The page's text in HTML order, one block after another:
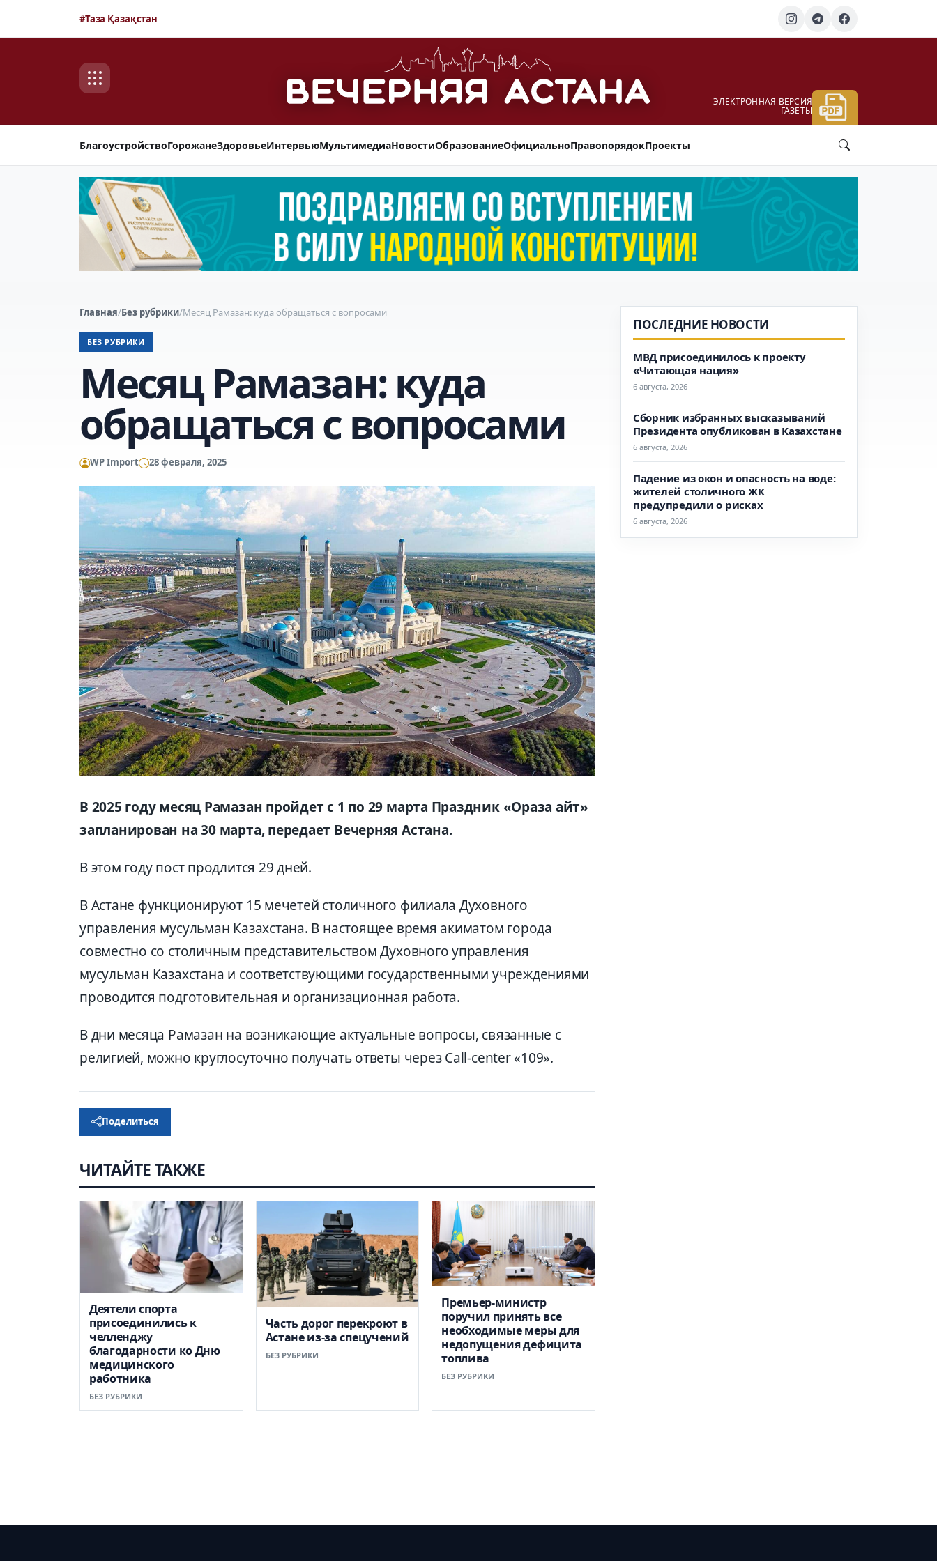
#Таза Қазақстан
ЭЛЕКТРОННАЯ ВЕРСИЯ
ГАЗЕТЫ
БлагоустройствоГорожанеЗдоровьеИнтервьюМультимедиаНовостиОбразованиеОфициальноПравопорядокПроекты
Главная/Без рубрики/Месяц Рамазан: куда обращаться с вопросами
БЕЗ РУБРИКИ
Месяц Рамазан: куда
обращаться с вопросами
WP Import 28 февраля, 2025
В 2025 году месяц Рамазан пройдет с 1 по 29 марта Праздник «Ораза айт»
запланирован на 30 марта, передает Вечерняя Астана.
В этом году пост продлится 29 дней.
В Астане функционируют 15 мечетей столичного филиала Духовного
управления мусульман Казахстана. В настоящее время акиматом города
совместно со столичным представительством Духовного управления
мусульман Казахстана и соответствующими государственными учреждениями
проводится подготовительная и организационная работа.
В дни месяца Рамазан на возникающие актуальные вопросы, связанные с
религией, можно круглосуточно получать ответы через Call-center «109».
Поделиться
ЧИТАЙТЕ ТАКЖЕ
Деятели спорта
присоединились к
челленджу
благодарности ко Дню
медицинского
работника
БЕЗ РУБРИКИ
Часть дорог перекроют в
Астане из-за спецучений
БЕЗ РУБРИКИ
Премьер-министр
поручил принять все
необходимые меры для
недопущения дефицита
топлива
БЕЗ РУБРИКИ
ПОСЛЕДНИЕ НОВОСТИ
МВД присоединилось к проекту
«Читающая нация»
6 августа, 2026
Сборник избранных высказываний
Президента опубликован в Казахстане
6 августа, 2026
Падение из окон и опасность на воде:
жителей столичного ЖК
предупредили о рисках
6 августа, 2026